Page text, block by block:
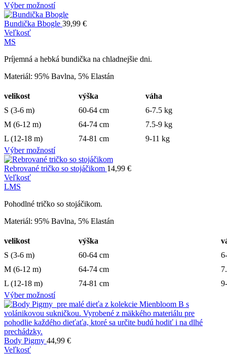
Výber možností
Bundička Bbogle 39,99 €
Veľkosť
MS
Príjemná a hebká bundička na chladnejšie dni.
Materiál: 95% Bavlna, 5% Elastán
velikost výška
váha
S (3-6 m)
60-64 cm
6-7.5 kg
M (6-12 m)
64-74 cm
7.5-9 kg
L (12-18 m)
74-81 cm
9-11 kg
Výber možností
Rebrované tričko so stojáčikom 14,99 €
Veľkosť
LMS
Pohodlné tričko so stojáčikom.
Materiál: 95% Bavlna, 5% Elastán
velikost výška
S (3-6 m)
60-64 cm
M (6-12 m)
64-74 cm
L (12-18 m)
74-81 cm
Výber možností
Body Pigmy 44,99 €
Veľkosť